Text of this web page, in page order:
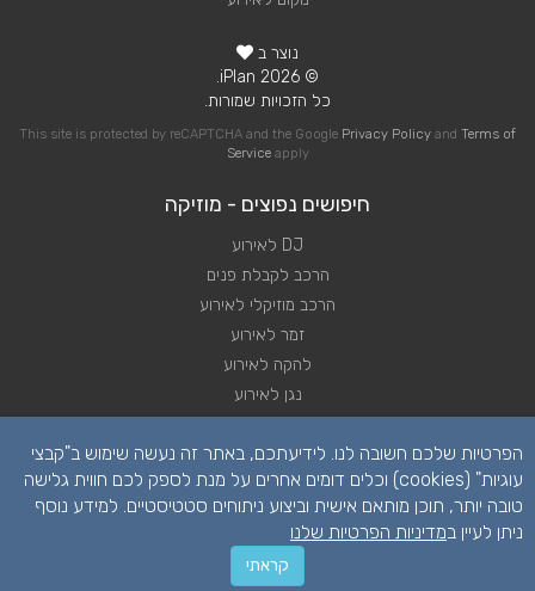
נוצר ב
© 2026 iPlan.
כל הזכויות שמורות.
This site is protected by reCAPTCHA and the Google Privacy Policy and Terms of
Serviceapply
חיפושים נפוצים - מוזיקה
DJ לאירוע
הרכב לקבלת פנים
הרכב מוזיקלי לאירוע
זמר לאירוע
להקה לאירוע
נגן לאירוע
תקליטן לאירוע
הפרטיות שלכם חשובה לנו. לידיעתכם, באתר זה נעשה שימוש ב"קבצי
עוגיות" (cookies) וכלים דומים אחרים על מנת לספק לכם חווית גלישה
טובה יותר, תוכן מותאם אישית וביצוע ניתוחים סטטיסטיים. למידע נוסף
ניתן לעיין במדיניות הפרטיות שלנו
קראתי